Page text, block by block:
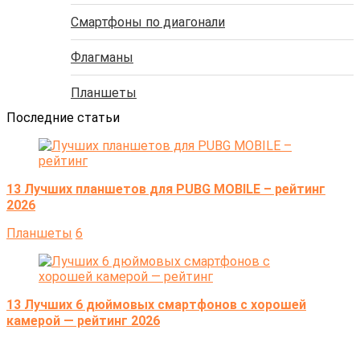
Смартфоны по диагонали
Флагманы
Планшеты
Последние статьи
13 Лучших планшетов для PUBG MOBILE – рейтинг
2026
Планшеты 6
13 Лучших 6 дюймовых смартфонов с хорошей
камерой — рейтинг 2026